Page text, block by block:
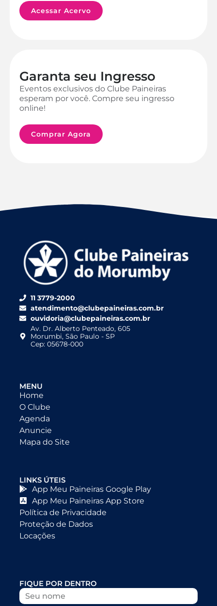
Acessar Acervo
Garanta seu Ingresso
Eventos exclusivos do Clube Paineiras
esperam por você. Compre seu ingresso
online!
Comprar Agora
11 3779-2000
atendimento@clubepaineiras.com.br
ouvidoria@clubepaineiras.com.br
Av. Dr. Alberto Penteado, 605
Morumbi, São Paulo - SP
Cep: 05678-000
MENU
Home
O Clube
Agenda
Anuncie
Mapa do Site
LINKS ÚTEIS
App Meu Paineiras Google Play
App Meu Paineiras App Store
Política de Privacidade
Proteção de Dados
Locações
FIQUE POR DENTRO